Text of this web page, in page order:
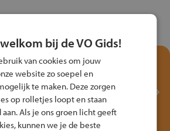
Test je kennis met het
Fiets Veilig
Verkeersspel!
Speel het Fiets Veilig Verkeersspel
en win een Cortina-fiets!
bij de VO Gids!
van cookies om jouw
website zo soepel en
te maken. Deze zorgen
op rolletjes loopt en staan
Als je ons groen licht geeft
kunnen we je de beste